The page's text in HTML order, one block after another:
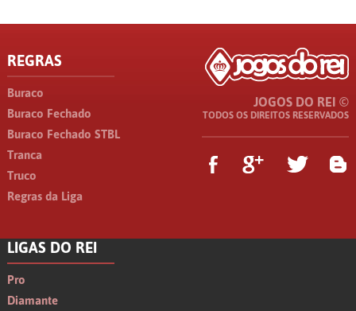
REGRAS
Buraco
Buraco Fechado
Buraco Fechado STBL
Tranca
Truco
Regras da Liga
LIGAS DO REI
Pro
Diamante
JOGOS DO REI ©
TODOS OS DIREITOS RESERVADOS